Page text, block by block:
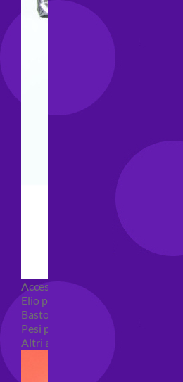
Accessori e Attrezzatura palloncini
Elio per palloncini
Bastoncini per palloncini
Pesi per palloncini
Altri accessori palloncini